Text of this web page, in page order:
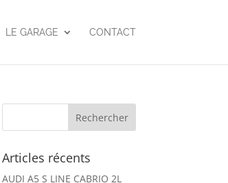
LE GARAGE CONTACT
Articles récents
AUDI A5 S LINE CABRIO 2L